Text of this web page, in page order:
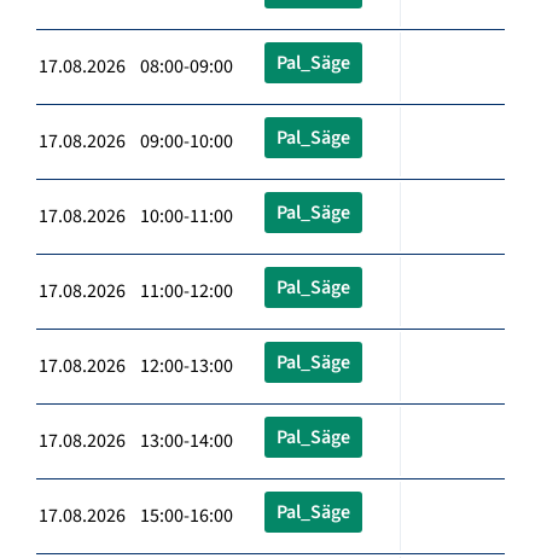
17.08.2026 08:00-09:00 Pal_Säge
17.08.2026 09:00-10:00 Pal_Säge
17.08.2026 10:00-11:00 Pal_Säge
17.08.2026 11:00-12:00 Pal_Säge
17.08.2026 12:00-13:00 Pal_Säge
17.08.2026 13:00-14:00 Pal_Säge
17.08.2026 15:00-16:00 Pal_Säge